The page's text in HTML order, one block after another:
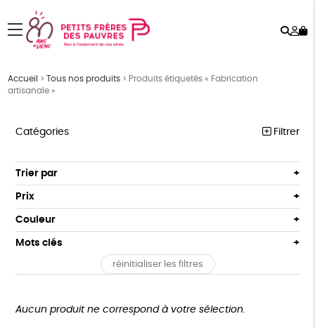
menu
Accueil >Tous nos produits > Produits étiquetés « Fabrication
artisanale »
Catégories Filtrer
PÂQUES
FEMMES
HOMMES
ENFANTS
ACCESSOIRES
Trier par
Par défaut
Popularité
Prix : du - cher au + cher
Prix : du + cher au - cher
Prix
Tous
0 € - 50 €
Plus de 200€
Couleur
Blanc Pur
vert
vert amande violet
Mots clés
Fabriqué en France Agriculture Biologique
réinitialiser les filtres
Aucun produit ne correspond à votre sélection.